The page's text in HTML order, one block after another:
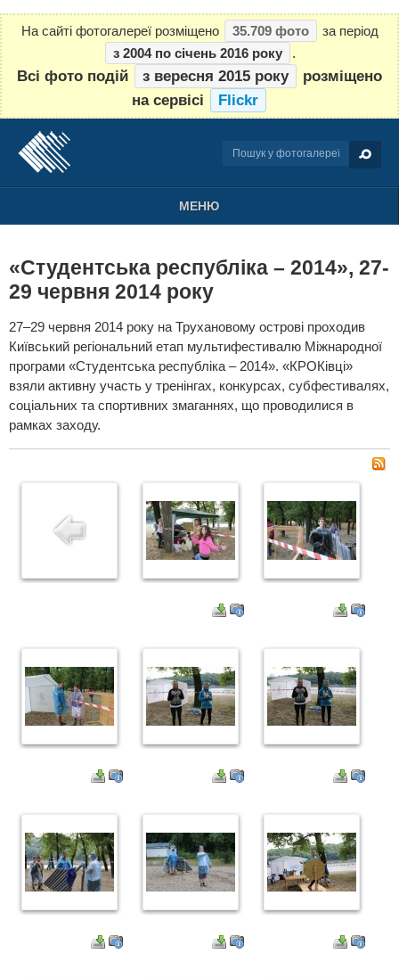
На сайті фотогалереї розміщено 35.709 фото
за період
з 2004 по січень 2016 року
.
Всі фото подій з вересня 2015 року
розміщено
на сервісі
Flickr
МЕНЮ
«Студентська республіка – 2014», 27-
29 червня 2014 року
27–29 червня 2014 року на Трухановому острові проходив
Київський регіональний етап мультифестивалю Міжнародної
програми «Студентська республіка – 2014». «КРОКівці»
взяли активну участь у тренінгах, конкурсах, субфестивалях,
соціальних та спортивних змаганнях, що проводилися в
рамках заходу.